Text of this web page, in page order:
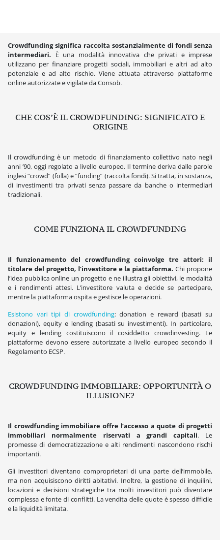
Crowdfunding significa raccolta sostanzialmente di fondi senza
intermediari. È una modalità innovativa che privati e imprese
utilizzano per finanziare progetti sociali, immobiliari e altri ad alto
potenziale e ad alto rischio. Viene attuata attraverso piattaforme
online autorizzate e vigilate da Consob.
CHE COS’È IL CROWDFUNDING: SIGNIFICATO E
ORIGINE
Il crowdfunding è un metodo di finanziamento collettivo nato negli
anni ’90, oggi regolato a livello europeo. Il termine deriva dalle parole
inglesi “crowd” (folla) e “funding” (raccolta fondi). Si tratta, in sostanza,
di investimenti tra privati senza passare da banche o intermediari
tradizionali.
COME FUNZIONA IL CROWDFUNDING
Il funzionamento del crowdfunding coinvolge tre attori: il
titolare del progetto, l’investitore e la piattaforma. Chi propone
l’idea pubblica online un progetto e ne illustra gli obiettivi, le modalità
e i rendimenti attesi. L’investitore valuta e decide se partecipare,
mentre la piattaforma ospita e gestisce le operazioni.
Esistono vari tipi di crowdfunding: donation e reward (basati su
donazioni), equity e lending (basati su investimenti). In particolare,
equity e lending costituiscono il cosiddetto crowdinvesting. Le
piattaforme devono essere autorizzate a livello europeo secondo il
Regolamento ECSP.
CROWDFUNDING IMMOBILIARE: OPPORTUNITÀ O
ILLUSIONE?
Il crowdfunding immobiliare offre l’accesso a quote di progetti
immobiliari normalmente riservati a grandi capitali. Le
promesse di democratizzazione e alti rendimenti nascondono rischi
importanti.
Gli investitori diventano comproprietari di una parte dell’immobile,
ma non acquisiscono diritti abitativi. Inoltre, la gestione di inquilini,
locazioni e decisioni strategiche tra molti investitori può diventare
complessa e fonte di conflitti. La vendita delle quote è spesso difficile
e la liquidità limitata.